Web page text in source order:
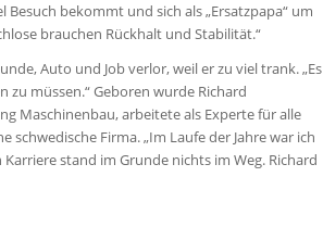
bekommt und sich als „Ersatzpapa“ um
brauchen Rückhalt und Stabilität.“
Auto und Job verlor, weil er zu viel trank. „Es
müssen.“ Geboren wurde Richard
Maschinenbau, arbeitete als Experte für alle
Firma. „Im Laufe der Jahre war ich
stand im Grunde nichts im Weg. Richard